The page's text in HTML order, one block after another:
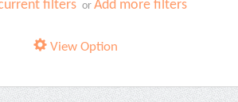
filters orAdd more filters
View Option